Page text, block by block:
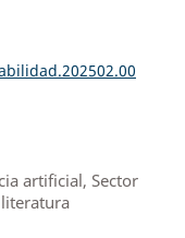
artificial, Sector